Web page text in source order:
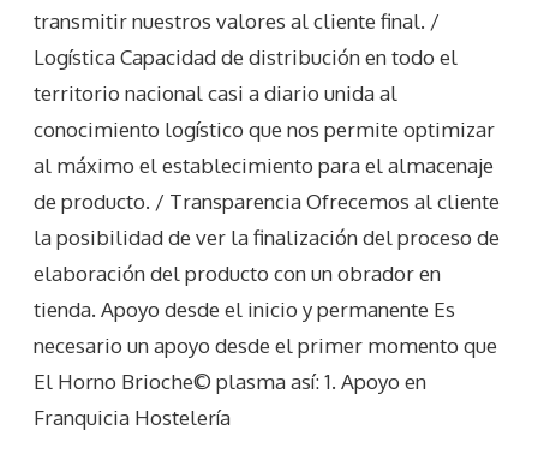
transmitir nuestros valores al cliente final. /
Logística Capacidad de distribución en todo el
territorio nacional casi a diario unida al
conocimiento logístico que nos permite optimizar
al máximo el establecimiento para el almacenaje
de producto. / Transparencia Ofrecemos al cliente
la posibilidad de ver la finalización del proceso de
elaboración del producto con un obrador en
tienda. Apoyo desde el inicio y permanente Es
necesario un apoyo desde el primer momento que
El Horno Brioche© plasma así: 1. Apoyo en
Franquicia Hostelería